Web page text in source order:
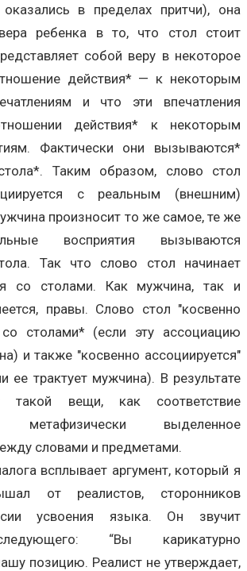
в пределах притчи), она
ребенка в то, что стол стоит
собой веру в некоторое
действия* — к некоторым
и что эти впечатления
действия* к некоторым
Фактически они вызываются*
Таким образом, слово стол
с реальным (внешним)
произносит то же самое, те же
восприятия вызываются
Так что слово стол начинает
со столами. Как мужчина, так и
правы. Слово стол "косвенно
со столами* (если эту ассоциацию
и также "косвенно ассоциируется"
ее трактует мужчина). В результате
такой вещи, как соответствие
метафизически выделенное
словами и предметами.
всплывает аргумент, который я
от реалистов, сторонников
усвоения языка. Он звучит
“Вы карикатурно
позицию. Реалист не утверждает,